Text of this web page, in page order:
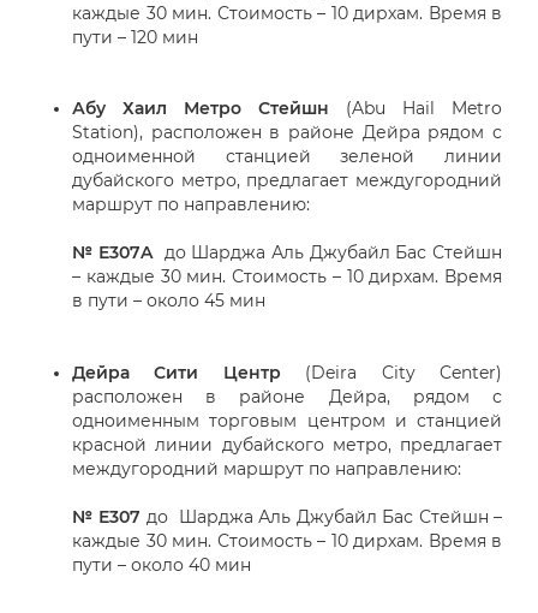
каждые 30 мин. Стоимость – 10 дирхам. Время в
пути – 120 мин
Абу Хаил Метро Стейшн (Abu Hail Metro
Station), расположен в районе Дейра рядом с
одноименной станцией зеленой линии
дубайского метро, предлагает междугородний
маршрут по направлению:
№ Е307A до Шарджа Аль Джубайл Бас Стейшн
– каждые 30 мин. Стоимость – 10 дирхам. Время
в пути – около 45 мин
Дейра Сити Центр (Deira City Center)
расположен в районе Дейра, рядом с
одноименным торговым центром и станцией
красной линии дубайского метро, предлагает
междугородний маршрут по направлению:
№ Е307 до Шарджа Аль Джубайл Бас Стейшн –
каждые 30 мин. Стоимость – 10 дирхам. Время в
пути – около 40 мин